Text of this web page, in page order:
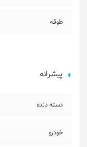
طوقه
پیشرانه
دسته دنده
خودرو